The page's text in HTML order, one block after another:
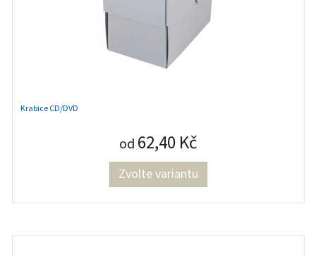
Krabice CD/DVD
od 62,40 Kč
Zvolte variantu